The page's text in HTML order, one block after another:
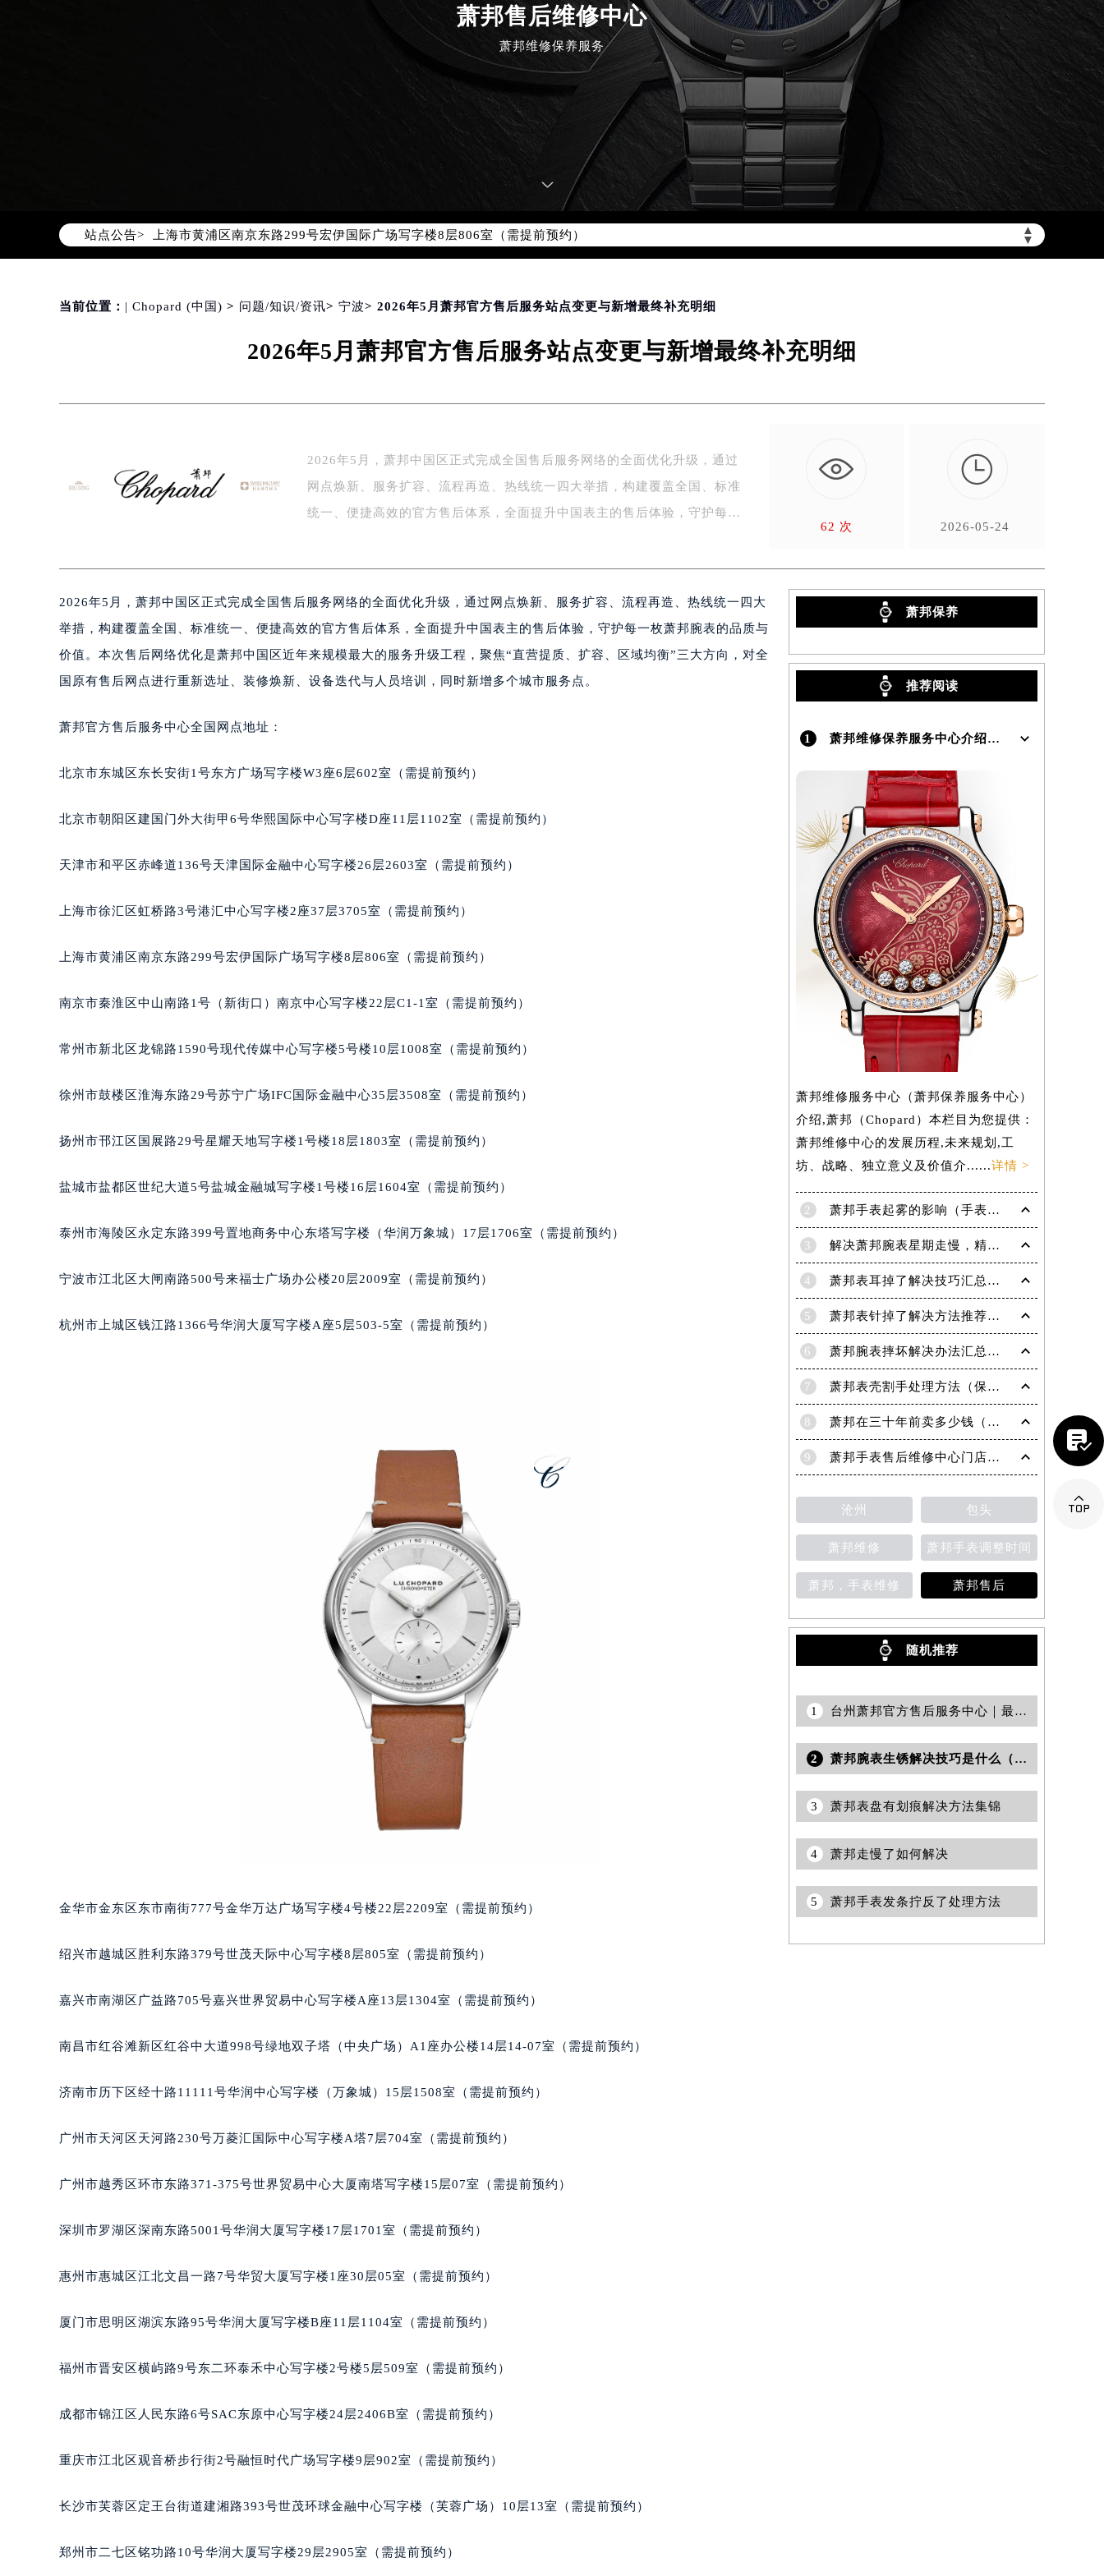
萧邦售后维修中心
萧邦维修保养服务
站点公告> ▲
▼
2026年8月萧邦全国官方售后客户服务热线：400-885-0231
萧邦官方全国统一服务热线400-885-0231，服务覆盖中国大陆、香港、澳门、台湾全部区域（非大陆需加拨“+86”）
北京市朝阳区建国门外大街甲6号华熙国际中心写字楼D座11层1102室（北京总部）（需提前预约）
北京市东城区东长安街1号东方广场写字楼W3座6层602室（需提前预约）
天津市和平区赤峰道136号天津国际金融中心写字楼26层2603室（需提前预约）
上海市徐汇区虹桥路3号港汇中心写字楼2座37层3705室（需提前预约）
上海市黄浦区南京东路299号宏伊国际广场写字楼8层806室（需提前预约）
南京市秦淮区中山南路1号（新街口）南京中心写字楼22层C1-1室（需提前预约）
徐州市鼓楼区淮海东路29号苏宁广场IFC国际金融中心写字楼35层3508室（需提前预约）
盐城市盐都区世纪大道5号盐城金融城写字楼1号楼16层1604室（需提前预约）
绍兴市越城区胜利东路379号世茂天际中心写字楼8层805室（需提前预约）
嘉兴市南湖区广益路705号嘉兴世界贸易中心写字楼A座13层1304室（需提前预约）
南昌市红谷滩新区红谷中大道998号绿地双子塔（中央广场）A1座办公楼14层07室（需提前预约）
深圳市罗湖区深南东路5001号华润大厦写字楼17层1701室（需提前预约）
惠州市惠城区江北文昌一路7号华贸大厦写字楼1座30层05室（需提前预约）
厦门市思明区湖滨东路95号华润大厦写字楼B座11层1104室（需提前预约）
福州市鼓楼区五四路128-1号恒力城写字楼15层03室（需提前预约）
重庆市江北区观音桥步行街2号融恒时代广场写字楼9层902室（需提前预约）
郑州市二七区铭功路10号华润大厦写字楼29层2905室（需提前预约）
沈阳市沈河区中街路137号亨得利名表服务中心（品牌授权店）1层整层（需提前预约）
乌鲁木齐市天山区红山路26号时代广场（CCMALL）C座17层17-B（需提前预约）
哈尔滨市道里区友谊西路600号富力中心T2座写字楼29层03室（需提前预约）
佛山市禅城区季华五路57号万科金融中心C座12层1205室（需提前预约）
无锡市梁溪区人民中路139号恒隆广场写字楼1座11层1104室（需提前预约）
苏州市苏州工业园区星港街199号苏州中心办公楼C座22层08室（需提前预约）
南宁市青秀区金湖路59号地王大厦12楼1224室（需提前预约）
泉州市丰泽区宝洲路729号浦西万达中心写字楼A座7楼709室（需提前预约）
烟台市芝罘区胜利路139号万达金融中心A座907室（需提前预约）
贵阳市南明区都司高架桥路33号亨特国际金融中心14楼14D（需提前预约）
石家庄市长安区中山东路39号勒泰中心写字楼B座13层07室（需提前预约）
海口市龙华区金贸东路5号海口华润大厦B座17层1707室（需提前预约）
黑龙江省大庆市萨尔图区会战大街萧邦售后服务中心（需提前预约）
黑龙江省鹤岗市向阳区红军路萧邦售后服务中心（需提前预约）
黑龙江省黑河市爱辉区中央街萧邦售后服务中心（需提前预约）
黑龙江省鸡西市鸡冠区红军路萧邦售后服务中心（需提前预约）
黑龙江省佳木斯市向阳区长安路萧邦售后服务中心（需提前预约）
黑龙江省牡丹江市东安区太平路萧邦售后服务中心（需提前预约）
黑龙江省七台河市桃山区大同街萧邦售后服务中心（需提前预约）
黑龙江省齐齐哈尔市龙沙区龙华路萧邦售后服务中心（需提前预约）
黑龙江省双鸭山市尖山区新兴大街萧邦售后服务中心（需提前预约）
黑龙江省绥化市北林区新华街与康庄路交叉口萧邦售后服务中心（需提前预约）
黑龙江省伊春市伊美区通河路萧邦售后服务中心（需提前预约）
吉林省白城市洮北区明仁南街萧邦售后服务中心（需提前预约）
吉林省白山市浑江区浑江大街萧邦售后服务中心（需提前预约）
吉林省吉林市船营区河南街萧邦售后服务中心（需提前预约）
吉林省辽源市龙山区人民大街萧邦售后服务中心（需提前预约）
吉林省梅河口市新华街道梅河大街萧邦售后服务中心（需提前预约）
吉林省四平市铁东区紫气大路与南九经街交汇处萧邦售后服务中心（需提前预约）
辽宁省鞍山市铁东区站前街萧邦售后服务中心（需提前预约）
辽宁省朝阳市双塔区新华路萧邦售后服务中心（需提前预约）
辽宁省抚顺市新抚区东一路萧邦售后服务中心（需提前预约）
辽宁省葫芦岛市连山区中央路萧邦售后服务中心（需提前预约）
辽宁省辽阳市白塔区新运大街萧邦售后服务中心（需提前预约）
辽宁省铁岭市银州区南马路萧邦售后服务中心（需提前预约）
辽宁省沈阳市沈河区中街路137号亨得利名表维修授权店1楼萧邦售后服务中心（需提前预约）
北京市朝阳区建国门外大街甲6号华熙国际中心D座11层1102室萧邦售后服务中心（北京总部）（需提前预约）
河北省保定市竞秀区朝阳北大街北国先天下萧邦售后服务中心（需提前预约）
内蒙古自治区巴彦淖尔市临河区新华街萧邦售后服务中心（需提前预约）
内蒙古自治区赤峰市红山区哈达街萧邦售后服务中心（需提前预约）
内蒙古自治区呼伦贝尔市海拉尔区中央街萧邦售后服务中心（需提前预约）
内蒙古自治区乌海市海勃湾区人民南路萧邦售后服务中心（需提前预约）
内蒙古自治区锡林郭勒盟市锡林浩特市光明街与额尔敦路交叉口萧邦售后服务中心（需提前预约）
山西省大同市平城区迎宾街萧邦售后服务中心（需提前预约）
当前位置： | Chopard (中国) > 问题/知识/资讯> 宁波> 2026年5月萧邦官方售后服务站点变更与新增最终补充明细
2026年5月萧邦官方售后服务站点变更与新增最终补充明细
2026年5月，萧邦中国区正式完成全国售后服务网络的全面优化升级，通过
网点焕新、服务扩容、流程再造、热线统一四大举措，构建覆盖全国、标准
统一、便捷高效的官方售后体系，全面提升中国表主的售后体验，守护每一
62 次

2026-05-24
2026年5月，萧邦中国区正式完成全国售后服务网络的全面优化升级，通过网点焕新、服务扩容、流程再造、热线统一四大
举措，构建覆盖全国、标准统一、便捷高效的官方售后体系，全面提升中国表主的售后体验，守护每一枚萧邦腕表的品质与
价值。本次售后网络优化是萧邦中国区近年来规模最大的服务升级工程，聚焦“直营提质、扩容、区域均衡”三大方向，对全
国原有售后网点进行重新选址、装修焕新、设备迭代与人员培训，同时新增多个城市服务点。
萧邦官方售后服务中心全国网点地址：
北京市东城区东长安街1号东方广场写字楼W3座6层602室（需提前预约）
北京市朝阳区建国门外大街甲6号华熙国际中心写字楼D座11层1102室（需提前预约）
天津市和平区赤峰道136号天津国际金融中心写字楼26层2603室（需提前预约）
上海市徐汇区虹桥路3号港汇中心写字楼2座37层3705室（需提前预约）
上海市黄浦区南京东路299号宏伊国际广场写字楼8层806室（需提前预约）
南京市秦淮区中山南路1号（新街口）南京中心写字楼22层C1-1室（需提前预约）
常州市新北区龙锦路1590号现代传媒中心写字楼5号楼10层1008室（需提前预约）
徐州市鼓楼区淮海东路29号苏宁广场IFC国际金融中心35层3508室（需提前预约）
扬州市邗江区国展路29号星耀天地写字楼1号楼18层1803室（需提前预约）
盐城市盐都区世纪大道5号盐城金融城写字楼1号楼16层1604室（需提前预约）
泰州市海陵区永定东路399号置地商务中心东塔写字楼（华润万象城）17层1706室（需提前预约）
宁波市江北区大闸南路500号来福士广场办公楼20层2009室（需提前预约）
杭州市上城区钱江路1366号华润大厦写字楼A座5层503-5室（需提前预约）
金华市金东区东市南街777号金华万达广场写字楼4号楼22层2209室（需提前预约）
绍兴市越城区胜利东路379号世茂天际中心写字楼8层805室（需提前预约）
嘉兴市南湖区广益路705号嘉兴世界贸易中心写字楼A座13层1304室（需提前预约）
南昌市红谷滩新区红谷中大道998号绿地双子塔（中央广场）A1座办公楼14层14-07室（需提前预约）
济南市历下区经十路11111号华润中心写字楼（万象城）15层1508室（需提前预约）
广州市天河区天河路230号万菱汇国际中心写字楼A塔7层704室（需提前预约）
广州市越秀区环市东路371-375号世界贸易中心大厦南塔写字楼15层07室（需提前预约）
深圳市罗湖区深南东路5001号华润大厦写字楼17层1701室（需提前预约）
惠州市惠城区江北文昌一路7号华贸大厦写字楼1座30层05室（需提前预约）
厦门市思明区湖滨东路95号华润大厦写字楼B座11层1104室（需提前预约）
福州市晋安区横屿路9号东二环泰禾中心写字楼2号楼5层509室（需提前预约）
成都市锦江区人民东路6号SAC东原中心写字楼24层2406B室（需提前预约）
重庆市江北区观音桥步行街2号融恒时代广场写字楼9层902室（需提前预约）
长沙市芙蓉区定王台街道建湘路393号世茂环球金融中心写字楼（芙蓉广场）10层13室（需提前预约）
郑州市二七区铭功路10号华润大厦写字楼29层2905室（需提前预约）
萧邦保养
推荐阅读
1 萧邦维修保养服务中心介绍 | Chopard
萧邦维修服务中心（萧邦保养服务中心）
介绍,萧邦（Chopard）本栏目为您提供：
萧邦维修中心的发展历程,未来规划,工
坊、战略、独立意义及价值介......详情 >
2 萧邦手表起雾的影响（手表起雾维护建议）
3 解决萧邦腕表星期走慢，精准调校秘籍在这里
4 萧邦表耳掉了解决技巧汇总（轻松修复爱表的小妙招）
5 萧邦表针掉了解决方法推荐（轻松修复你的爱表）
6 萧邦腕表摔坏解决办法汇总（专业修复与日常保养技巧）
7 萧邦表壳割手处理方法（保养与修复技巧指南）
8 萧邦在三十年前卖多少钱（名表价格变迁的历史洞察）
9 萧邦手表售后维修中心门店地址
沧州 包头
萧邦维修 萧邦手表调整时间
萧邦，手表维修 萧邦售后
随机推荐
1 台州萧邦官方售后服务中心｜最新热线和全部维修地址权威信息公示（2026年7月更新）
2 萧邦腕表生锈解决技巧是什么（保养与修复方法详解）
3 萧邦表盘有划痕解决方法集锦
4 萧邦走慢了如何解决
5 萧邦手表发条拧反了处理方法

